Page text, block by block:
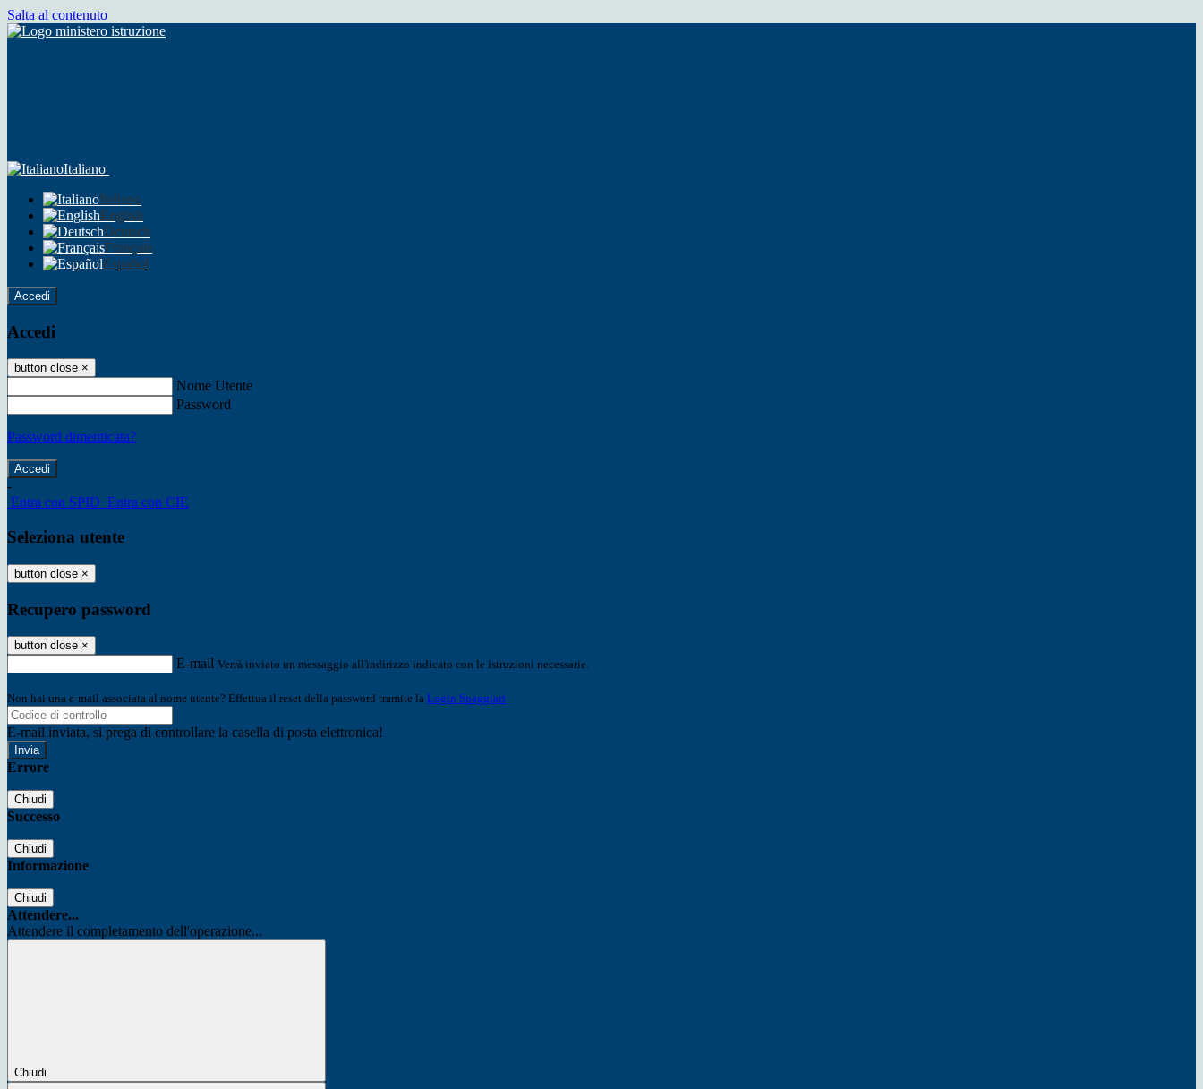
Salta al contenuto
Italiano
Italiano
English
Deutsch
Français
Español
Accedi
Accedi
button close ×
Nome Utente
Password
Password dimenticata?
-
Entra con SPID Entra con CIE
Seleziona utente
button close ×
Recupero password
button close ×
E-mail Verrà inviato un messaggio all'indirizzo indicato con le istruzioni necessarie.
Non hai una e-mail associata al nome utente? Effettua il reset della password tramite la Login Spaggiari
E-mail inviata, si prega di controllare la casella di posta elettronica!
Errore
Chiudi
Successo
Chiudi
Informazione
Chiudi
Attendere...
Attendere il completamento dell'operazione...
Chiudi